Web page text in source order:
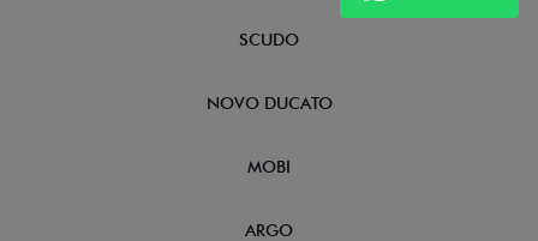
SCUDO
NOVO DUCATO
MOBI
ARGO